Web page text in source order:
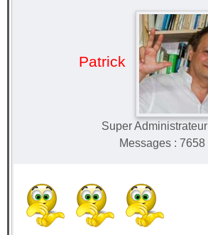
Patrick
Super Administrateur
Messages : 7658